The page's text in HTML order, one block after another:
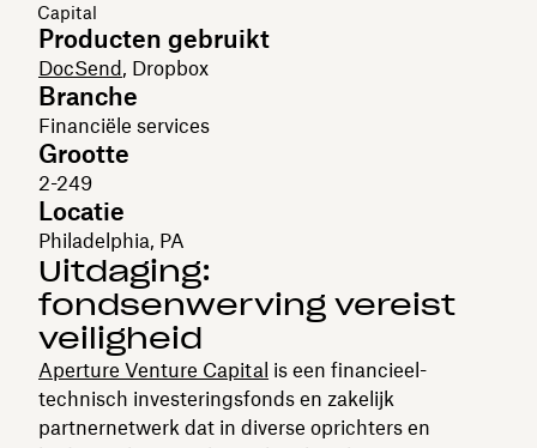
Capital
Producten gebruikt
DocSend, Dropbox
Branche
Financiële services
Grootte
2-249
Locatie
Philadelphia, PA
Uitdaging:
fondsenwerving vereist
veiligheid
Aperture Venture Capital is een financieel-
technisch investeringsfonds en zakelijk
partnernetwerk dat in diverse oprichters en